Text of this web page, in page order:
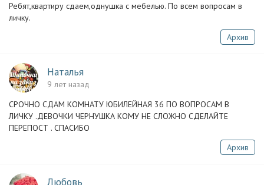
Ребят,квартиру сдаем,однушка с мебелью. По всем вопросам в
личку.
Архив
Наталья
9 лет назад
СРОЧНО СДАМ КОМНАТУ ЮБИЛЕЙНАЯ 36 ПО ВОПРОСАМ В
ЛИЧКУ .ДЕВОЧКИ ЧЕРНУШКА КОМУ НЕ СЛОЖНО СДЕЛАЙТЕ
ПЕРЕПОСТ . СПАСИБО
Архив
Любовь